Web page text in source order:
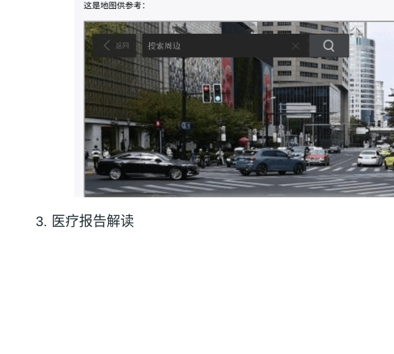
3. 医疗报告解读